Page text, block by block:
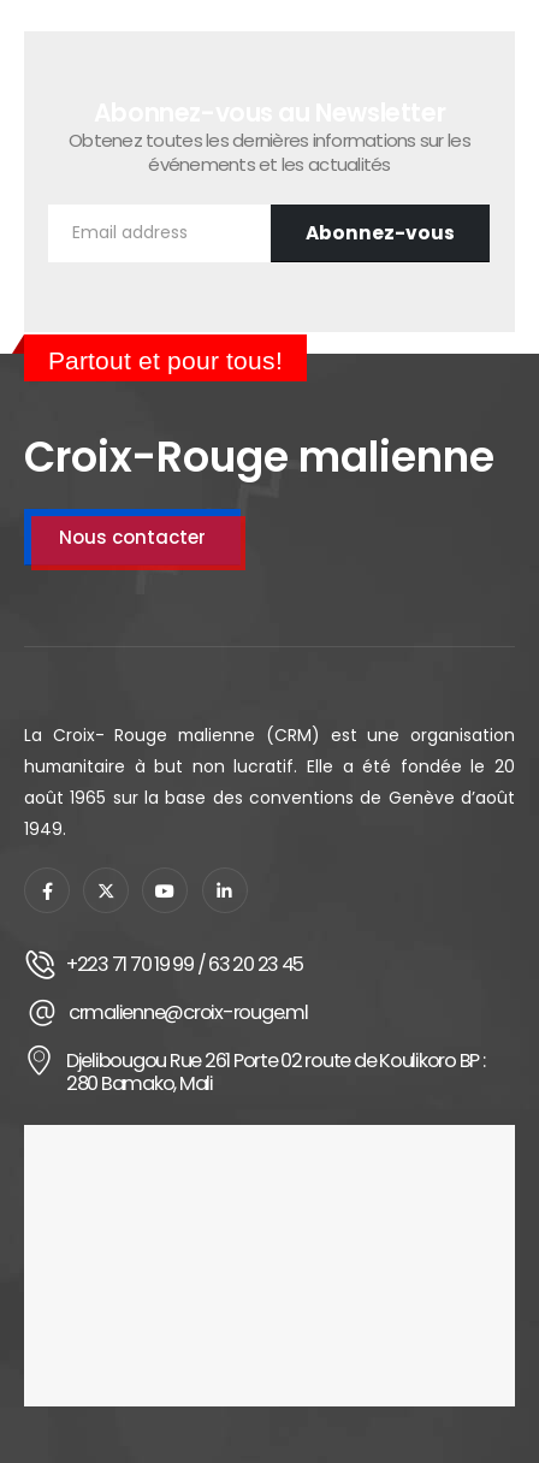
Obtenez toutes les dernières informations sur les
événements et les actualités
Partout et pour tous!
Croix-Rouge malienne
Nous contacter
La Croix- Rouge malienne (CRM) est une organisation
humanitaire à but non lucratif. Elle a été fondée le 20
août 1965 sur la base des conventions de Genève d’août
1949.
+223 71 70 19 99 / 63 20 23 45
crmalienne@croix-rouge.ml
Djelibougou Rue 261 Porte 02 route de Koulikoro BP :
280 Bamako, Mali